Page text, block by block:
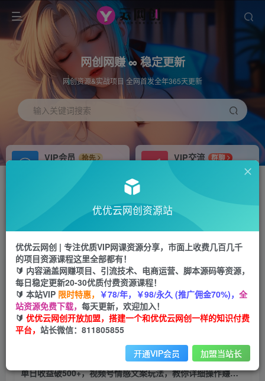
网创网赚 ∞ 稳定更新
网创资源&实战项目 全网首发全年365天更新
输入关键词搜索
VIP会员
抢先
免费下载全站资源
VIP交流
群聊
研究探讨更多创业项目路子。
站长V：hu91275
推荐
首页 福源网 正文
单日收益破500+，视频号情感文案玩法，教你详
细操作赚收益
优优云网创
2年前发布
关注 私信
单日收益破500+，视频号情感文案玩法，教你详细操作赚收益
优优云网创资源站
优优云网创 | 专注优质VIP网课资源分享，市面上收费几百几千
的项目资源课程这里全部都有！
🔰 内容涵盖网赚项目、引流技术、电商运营、脚本源码等资源，
每日稳定更新20-30优质付费资源课程！
🔰 本站VIP 限时特惠， ￥78/年，￥98/永久 (推广佣金70%)， 全
站资源免费下载， 每天更新，欢迎加入！
🔰 优优云网创开放加盟，搭建一个和优优云网创一样的知识付费
平台， 站长微信：811805855
开通VIP会员 加盟当站长